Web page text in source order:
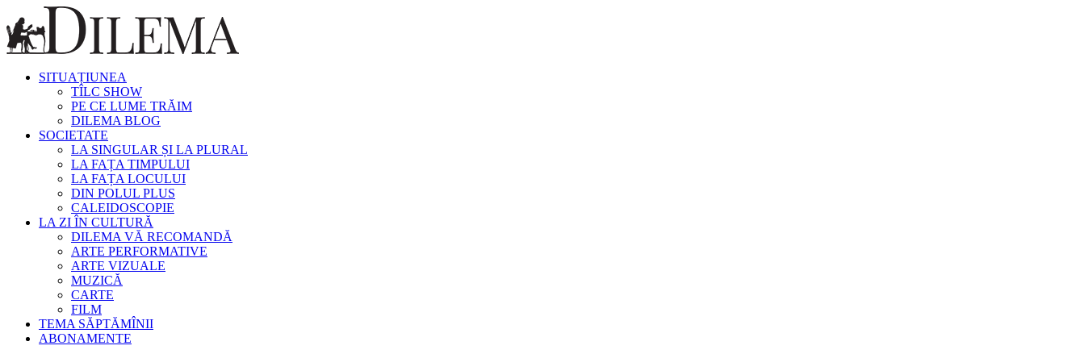
SITUAȚIUNEA
TÎLC SHOW
PE CE LUME TRĂIM
DILEMA BLOG
SOCIETATE
LA SINGULAR ȘI LA PLURAL
LA FAȚA TIMPULUI
LA FAȚA LOCULUI
DIN POLUL PLUS
CALEIDOSCOPIE
LA ZI ÎN CULTURĂ
DILEMA VĂ RECOMANDĂ
ARTE PERFORMATIVE
ARTE VIZUALE
MUZICĂ
CARTE
FILM
TEMA SĂPTĂMÎNII
ABONAMENTE